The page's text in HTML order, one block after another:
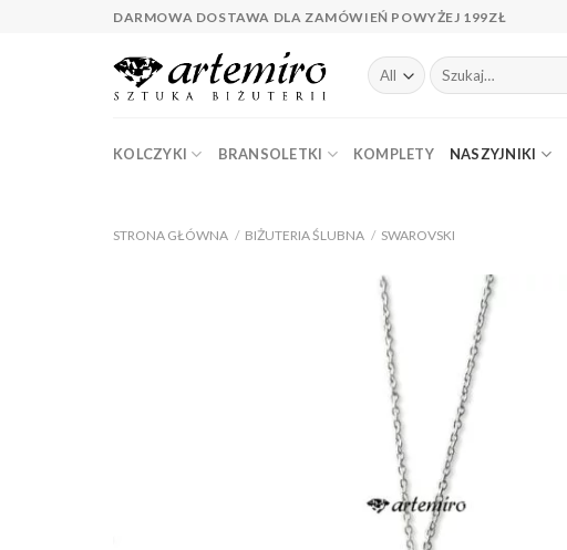
DARMOWA DOSTAWA DLA ZAMÓWIEŃ POWYŻEJ 199ZŁ
Szukaj:
KOLCZYKI BRANSOLETKI KOMPLETY NASZYJNIKI
STRONA GŁÓWNA / BIŻUTERIA ŚLUBNA / SWAROVSKI